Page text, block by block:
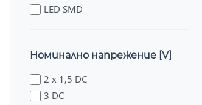
LED SMD
Номинално напрежение [V]
2 x 1,5 DC
3 DC